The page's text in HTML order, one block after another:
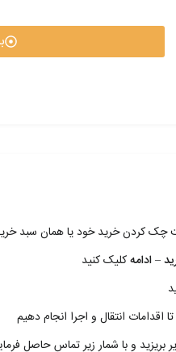
چک کردن خريد خود يا همان سبد
– ادامهکليک کنيد
انتقال و اجرا انجام دهيم